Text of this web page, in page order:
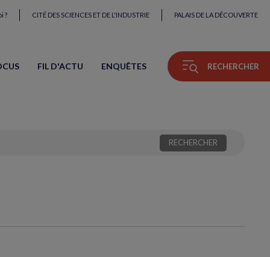
? CITÉ DES SCIENCES ET DE L'INDUSTRIE PALAIS DE LA DÉCOUVERTE
FIL D'ACTU ENQUÊTES RECHERCHER